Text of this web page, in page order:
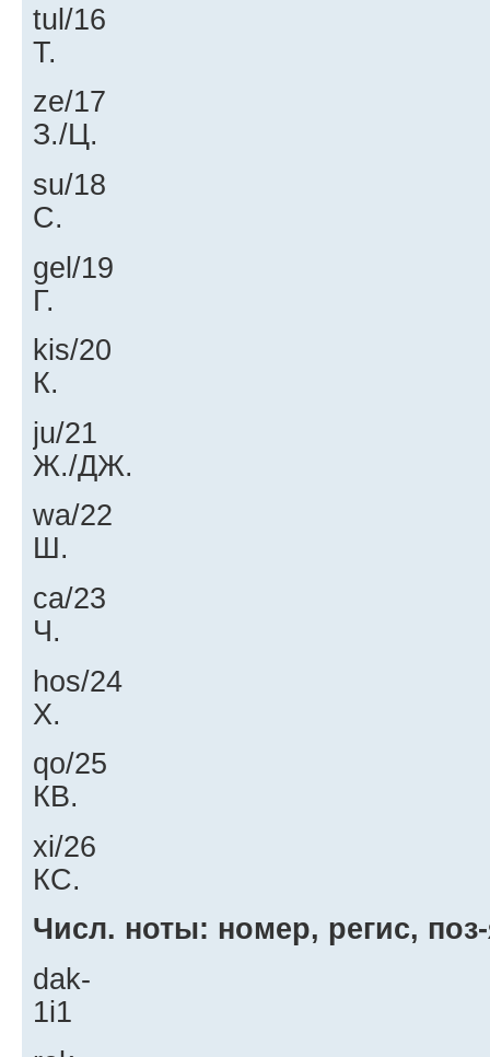
tul/16
Т.
ze/17
З./Ц.
su/18
С.
gel/19
Г.
kis/20
К.
ju/21
Ж./ДЖ.
wa/22
Ш.
ca/23
Ч.
hos/24
Х.
qo/25
КВ.
xi/26
КС.
Числ. ноты: номер, регис,
dak-
1i1